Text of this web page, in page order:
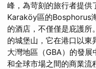
峰，為苛刻的旅行者提供
Karaköy區的Bosphorus
的酒店，不僅僅是庇護
的城堡山，它在港口以東
大灣地區（GBA）的發
和全球市場之間的商業流